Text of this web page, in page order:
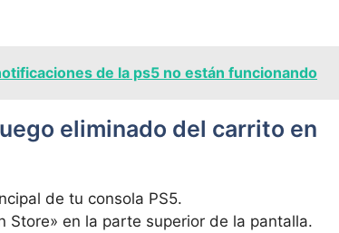
de la ps5 no están funcionando
eliminado del carrito ⁢en
de tu consola PS5.
⁤Store» en la parte superior‌ de la pantalla.